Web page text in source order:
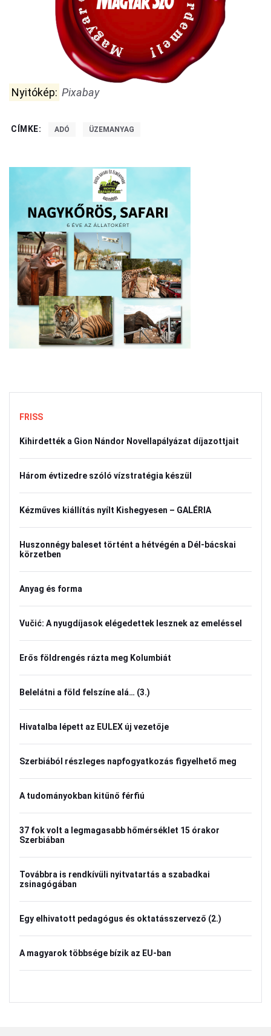
Nyitókép: Pixabay
CÍMKE: ADÓ ÜZEMANYAG
FRISS
Kihirdették a Gion Nándor Novellapályázat díjazottjait
Három évtizedre szóló vízstratégia készül
Kézműves kiállítás nyílt Kishegyesen – GALÉRIA
Huszonnégy baleset történt a hétvégén a Dél-bácskai
körzetben
Anyag és forma
Vučić: A nyugdíjasok elégedettek lesznek az emeléssel
Erős földrengés rázta meg Kolumbiát
Belelátni a föld felszíne alá… (3.)
Hivatalba lépett az EULEX új vezetője
Szerbiából részleges napfogyatkozás figyelhető meg
A tudományokban kitűnő férfiú
37 fok volt a legmagasabb hőmérséklet 15 órakor
Szerbiában
Továbbra is rendkívüli nyitvatartás a szabadkai
zsinagógában
Egy elhivatott pedagógus és oktatásszervező (2.)
A magyarok többsége bízik az EU-ban